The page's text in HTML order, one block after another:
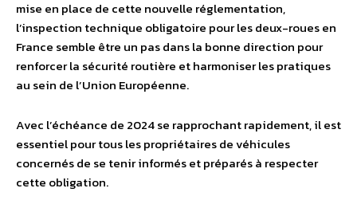
mise en place de cette nouvelle réglementation,
l’inspection technique obligatoire pour les deux-roues en
France semble être un pas dans la bonne direction pour
renforcer la sécurité routière et harmoniser les pratiques
au sein de l’Union Européenne.
Avec l’échéance de 2024 se rapprochant rapidement, il est
essentiel pour tous les propriétaires de véhicules
concernés de se tenir informés et préparés à respecter
cette obligation.